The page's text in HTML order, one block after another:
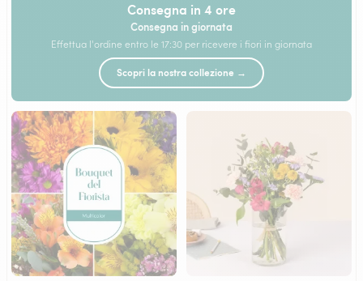
Consegna in 4 ore
Consegna in giornata
Effettua l'ordine entro le 17:30 per ricevere i fiori in giornata
Scopri la nostra collezione →